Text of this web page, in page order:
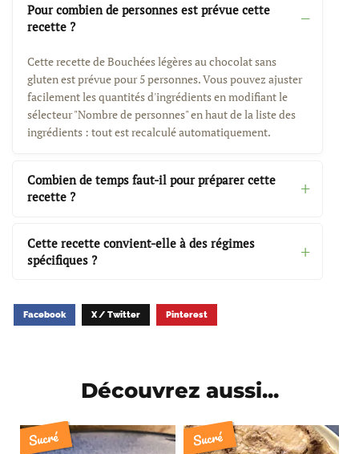
Pour combien de personnes est prévue cette
recette ?
Cette recette de Bouchées légères au chocolat sans
gluten est prévue pour 5 personnes. Vous pouvez ajuster
facilement les quantités d'ingrédients en modifiant le
sélecteur "Nombre de personnes" en haut de la liste des
ingrédients : tout est recalculé automatiquement.
Combien de temps faut-il pour préparer cette
recette ?
Cette recette convient-elle à des régimes
spécifiques ?
Facebook X / Twitter Pinterest
Découvrez aussi...
Sucré Sucré